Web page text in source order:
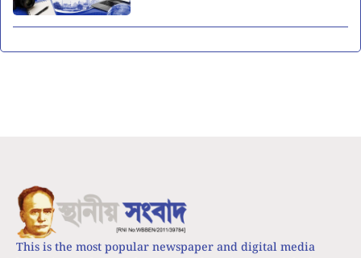
This is the most popular newspaper and digital media